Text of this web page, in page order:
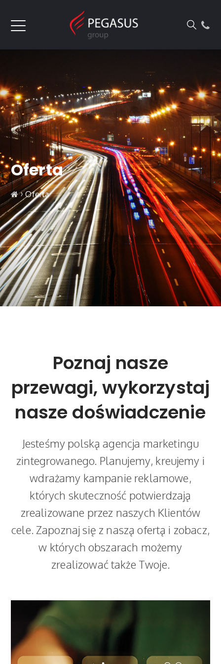
Oferta
› Oferta
Poznaj nasze
przewagi, wykorzystaj
nasze doświadczenie
Jesteśmy polską agencja marketingu
zintegrowanego. Planujemy, kreujemy i
wdrażamy kampanie reklamowe,
których skuteczność potwierdzają
zrealizowane przez naszych Klientów
cele. Zapoznaj się z naszą ofertą i zobacz,
w których obszarach możemy
zrealizować także Twoje.
Programy lojalnościowe
Nasz pierwszy program lojalnościowy powstał w
1998 roku i został uznany za jeden z najbardziej